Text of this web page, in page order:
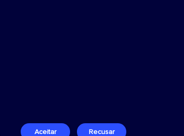
Aceitar Recusar